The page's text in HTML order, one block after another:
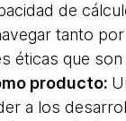
de
tanto
éticas que
producto:
a los